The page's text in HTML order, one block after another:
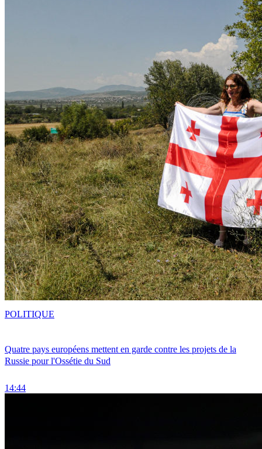
Quatre pays européens mettent en garde contre les projets de la
Russie pour l'Ossétie du Sud
14:44
POLITIQUE